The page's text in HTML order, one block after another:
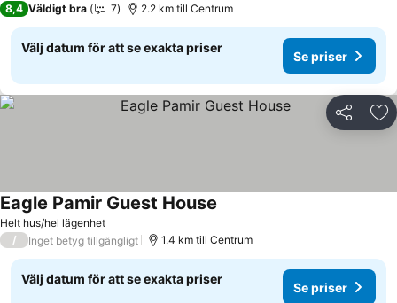
8,4 Väldigt bra 7 2.2 km till Centrum
Välj datum för att se exakta priser
Se priser
Dela
Helt hus/hel lägenhet
Eagle Pamir Guest House
/ Inget betyg tillgängligt 1.4 km till Centrum
Välj datum för att se exakta priser
Se priser